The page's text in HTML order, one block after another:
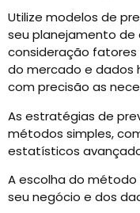
Utilize modelos de
seu planejamento de
consideração
do mercado e dados
com precisão as
As estratégias de
métodos simples,
estatísticos
A escolha do
seu negócio e dos